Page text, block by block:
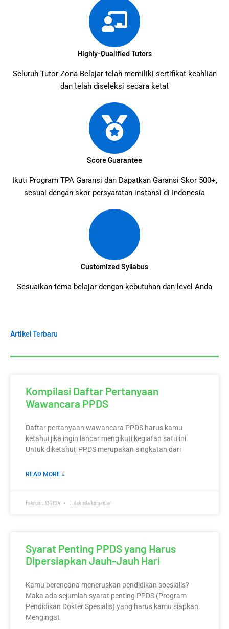
Highly-Qualified Tutors
Seluruh Tutor Zona Belajar telah memiliki sertifikat keahlian
dan telah diseleksi secara ketat
Score Guarantee
Ikuti Program TPA Garansi dan Dapatkan Garansi Skor 500+,
sesuai dengan skor persyaratan instansi di Indonesia
Customized Syllabus
Sesuaikan tema belajar dengan kebutuhan dan level Anda
Artikel Terbaru
Kompilasi Daftar Pertanyaan
Wawancara PPDS
Daftar pertanyaan wawancara PPDS harus kamu
ketahui jika ingin lancar mengikuti kegiatan satu ini.
Untuk diketahui, PPDS merupakan singkatan dari
READ MORE »
Februari 17, 2024 Tidak ada komentar
Syarat Penting PPDS yang Harus
Dipersiapkan Jauh-Jauh Hari
Kamu berencana meneruskan pendidikan spesialis?
Maka ada sejumlah syarat penting PPDS (Program
Pendidikan Dokter Spesialis) yang harus kamu siapkan.
Mengingat